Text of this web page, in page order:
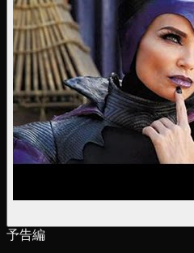
予告編